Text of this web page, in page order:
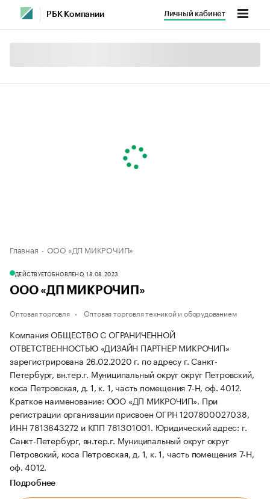
РБК Компании Личный кабинет
Главная ООО «ДП МИКРОЧИП»
ДЕЙСТВУЕТОБНОВЛЕНО, 18.08.2023
ООО «ДП МИКРОЧИП»
Оптовая торговля Оптовая торговля техникой и оборудованием
Компания ОБЩЕСТВО С ОГРАНИЧЕННОЙ
ОТВЕТСТВЕННОСТЬЮ «ДИЗАЙН ПАРТНЕР МИКРОЧИП»
зарегистрирована 26.02.2020 г. по адресу г. Санкт-
Петербург, вн.тер.г. Муниципальный округ округ Петровский,
коса Петровская, д. 1, к. 1, часть помещения 7-Н, оф. 4012.
Краткое наименование: ООО «ДП МИКРОЧИП». При
регистрации организации присвоен ОГРН 1207800027038,
ИНН 7813643272 и КПП 781301001. Юридический адрес: г.
Санкт-Петербург, вн.тер.г. Муниципальный округ округ
Петровский, коса Петровская, д. 1, к. 1, часть помещения 7-Н,
оф. 4012.
Подробнее